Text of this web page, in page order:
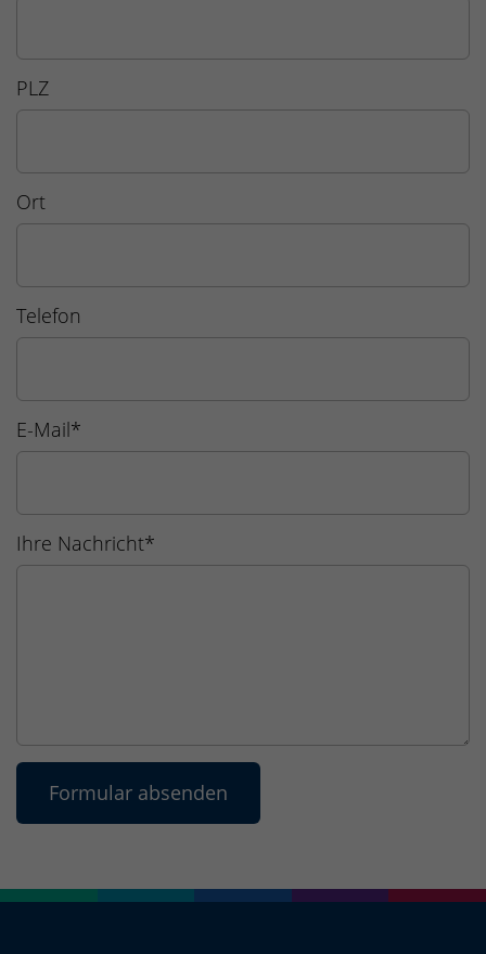
PLZ
Ort
Telefon
E-Mail*
Ihre Nachricht*